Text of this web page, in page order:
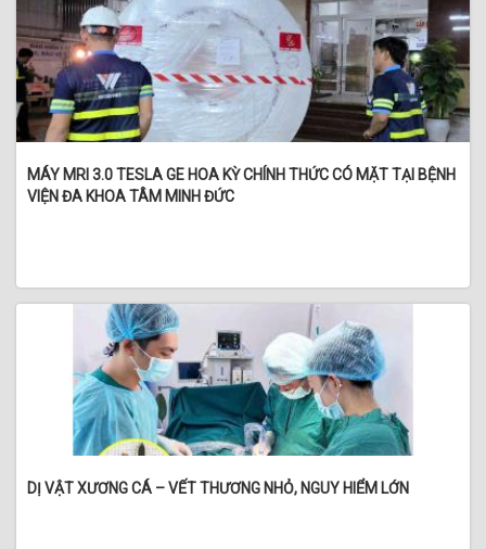
MÁY MRI 3.0 TESLA GE HOA KỲ CHÍNH THỨC CÓ MẶT TẠI BỆNH
VIỆN ĐA KHOA TÂM MINH ĐỨC
DỊ VẬT XƯƠNG CÁ – VẾT THƯƠNG NHỎ, NGUY HIỂM LỚN